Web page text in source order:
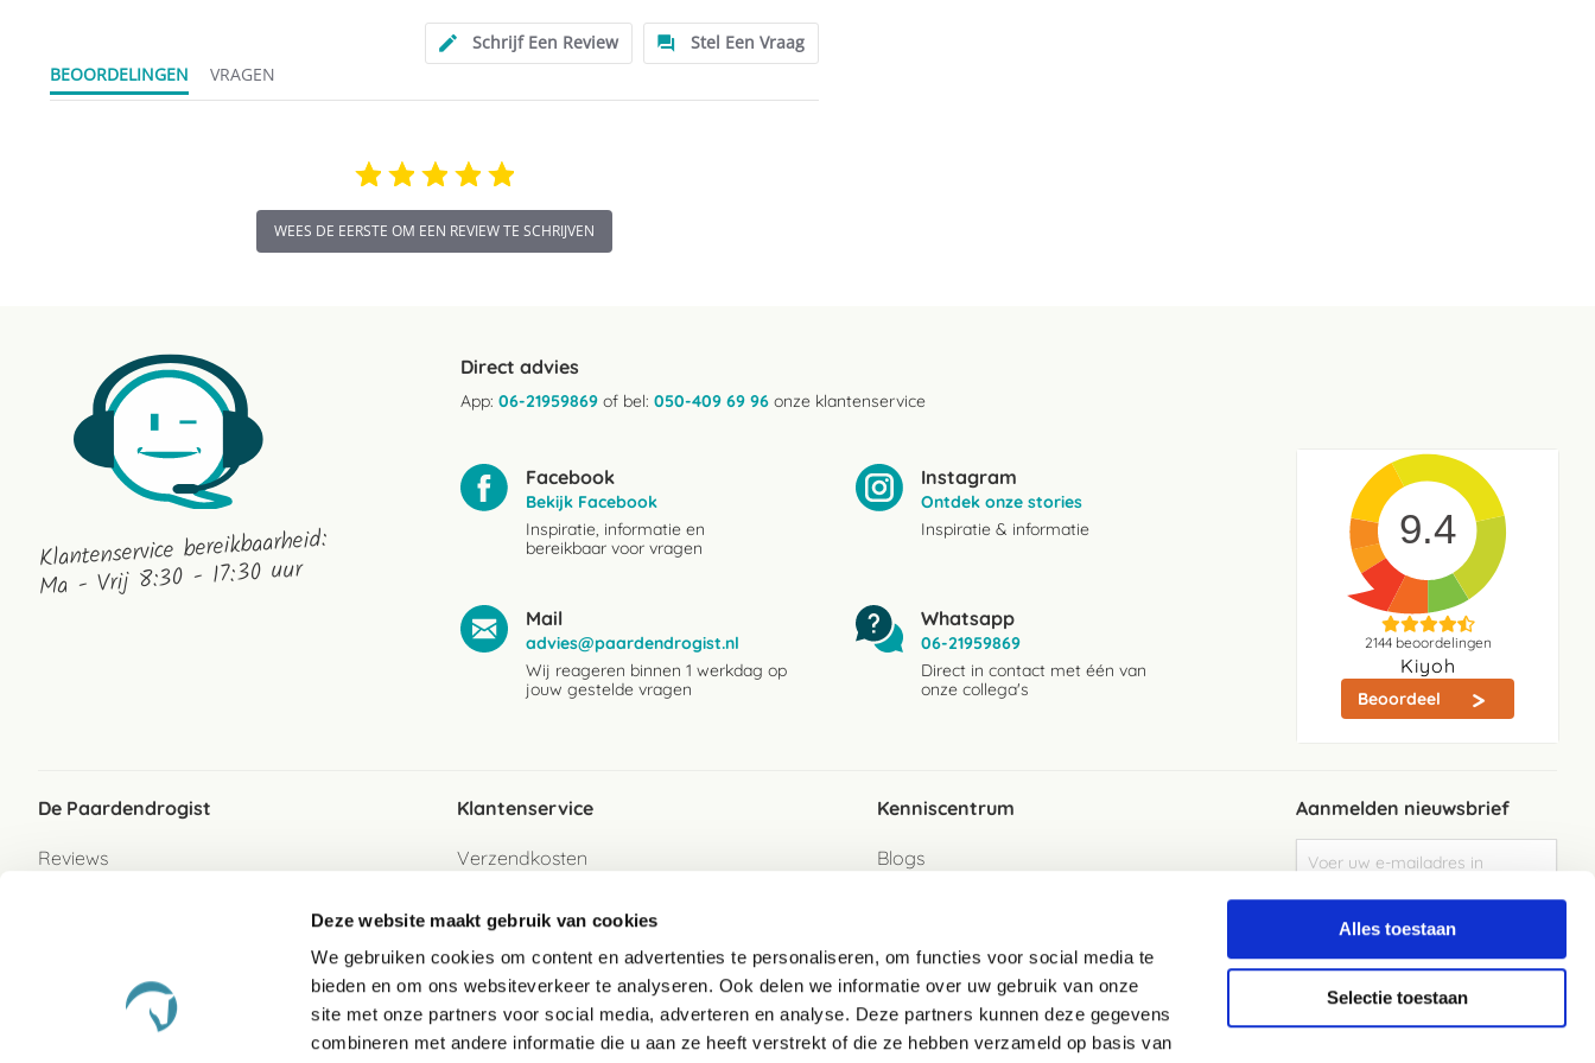
Deze website maakt gebruik van cookies
We gebruiken cookies om content en advertenties te personaliseren, om functies voor social media te
bieden en om ons websiteverkeer te analyseren. Ook delen we informatie over uw gebruik van onze
site met onze partners voor social media, adverteren en analyse. Deze partners kunnen deze gegevens
combineren met andere informatie die u aan ze heeft verstrekt of die ze hebben verzameld op basis van
Alles toestaan
Selectie toestaan
Schrijf Een Review
Stel Een Vraag
BEOORDELINGEN
VRAGEN
WEES DE EERSTE OM EEN REVIEW TE SCHRIJVEN
Klantenservice bereikbaarheid:
Ma - Vrij 8:30 - 17:30 uur
Direct advies
App: 06-21959869 of bel: 050-409 69 96 onze klantenservice
Facebook
Bekijk Facebook
Inspiratie, informatie en
bereikbaar voor vragen
Instagram
Ontdek onze stories
Inspiratie & informatie
Mail
advies@paardendrogist.nl
Wij reageren binnen 1 werkdag op
jouw gestelde vragen
Whatsapp
06-21959869
Direct in contact met één van
onze collega's
9.4
2144beoordelingen
Kiyoh
Beoordeel
De Paardendrogist
Reviews
Klantenservice
Verzendkosten
Betaalwijzen
Retour
Retour sturen als gast
Garantie
Kenniscentrum
Blogs
Aanmelden nieuwsbrief
u
op
Elke week de beste acties en het laaste